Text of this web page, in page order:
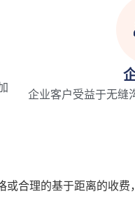
企业客户受益于无缝
合理的基于距离的收费